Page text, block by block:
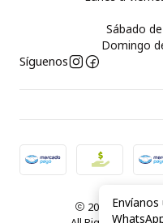
Sábado
Domingo
Síguenos
2026 Plantas